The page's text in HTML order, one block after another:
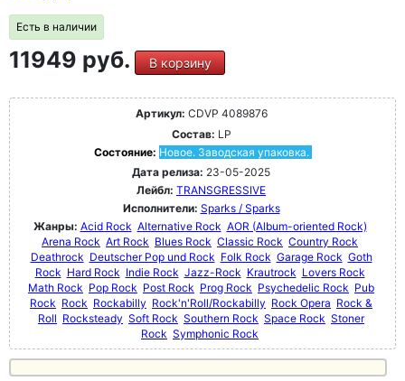
Есть в наличии
11949 руб. В корзину
Артикул: CDVP 4089876
Состав: LP
Состояние: Новое. Заводская упаковка.
Дата релиза: 23-05-2025
Лейбл: TRANSGRESSIVE
Исполнители: Sparks / Sparks
Жанры: Acid Rock Alternative Rock AOR (Album-oriented Rock)
Arena Rock Art Rock Blues Rock Classic Rock Country Rock
Deathrock Deutscher Pop und Rock Folk Rock Garage Rock Goth
Rock Hard Rock Indie Rock Jazz-Rock Krautrock Lovers Rock
Math Rock Pop Rock Post Rock Prog Rock Psychedelic Rock Pub
Rock Rock Rockabilly Rock'n'Roll/Rockabilly Rock Opera Rock &
Roll Rocksteady Soft Rock Southern Rock Space Rock Stoner
Rock Symphonic Rock